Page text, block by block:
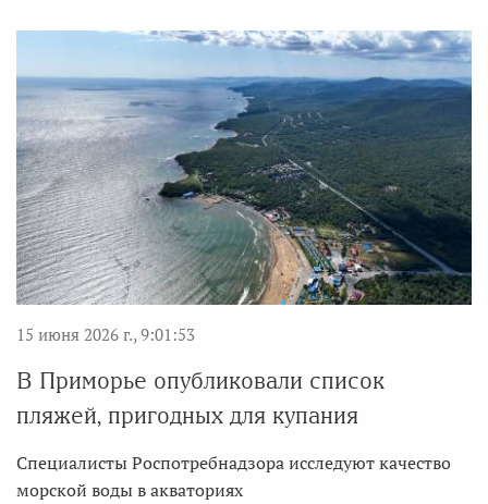
15 июня 2026 г., 9:01:53
В Приморье опубликовали список
пляжей, пригодных для купания
Специалисты Роспотребнадзора исследуют качество
морской воды в акваториях